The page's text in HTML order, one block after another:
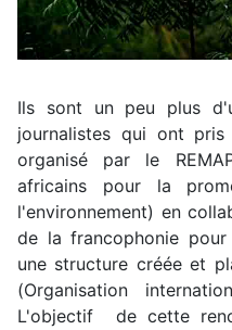
Ils sont un peu plus
journalistes qui ont
organisé par le
africains pour la
l'environnement) en
de la francophonie
une structure créée et
(Organisation
L'objectif de cette